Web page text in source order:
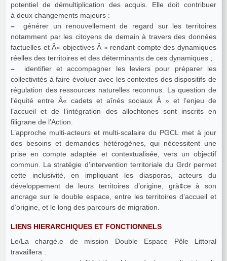
potentiel de démultiplication des acquis. Elle doit contribuer
à deux changements majeurs :
– générer un renouvellement de regard sur les territoires
notamment par les citoyens de demain à travers des données
factuelles et Â« objectives Â » rendant compte des dynamiques
réelles des territoires et des déterminants de ces dynamiques ;
– identifier et accompagner les leviers pour préparer les
collectivités à faire évoluer avec les contextes des dispositifs de
régulation des ressources naturelles reconnus. La question de
l’équité entre Â« cadets et aînés sociaux Â » et l’enjeu de
l’accueil et de l’intégration des allochtones sont inscrits en
filigrane de l’Action.
L’approche multi-acteurs et multi-scalaire du PGCL met à jour
des besoins et demandes hétérogènes, qui nécessitent une
prise en compte adaptée et contextualisée, vers un objectif
commun. La stratégie d’intervention territoriale du Grdr permet
cette inclusivité, en impliquant les diasporas, acteurs du
développement de leurs territoires d’origine, grà¢ce à son
ancrage sur le double espace, entre les territoires d’accueil et
d’origine, et le long des parcours de migration.
LIENS HIERARCHIQUES ET FONCTIONNELS
Le/La chargé.e de mission Double Espace Pôle Littoral
travaillera :